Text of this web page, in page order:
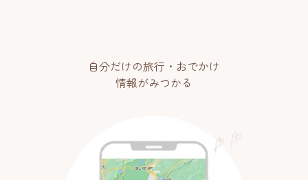
自分だけの旅行・おでかけ
情報がみつかる